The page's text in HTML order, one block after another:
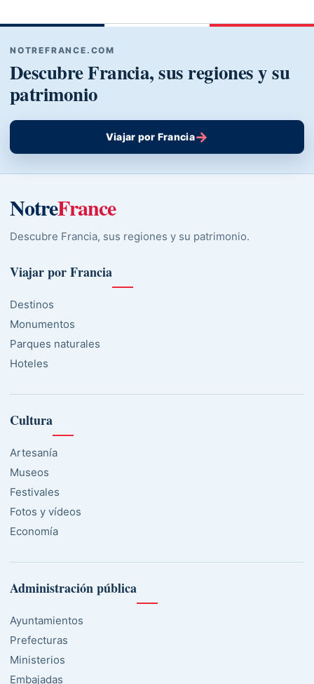
NOTREFRANCE.COM
Descubre Francia, sus regiones y su
patrimonio
Viajar por Francia→
NotreFrance
Descubre Francia, sus regiones y su patrimonio.
Viajar por Francia
Destinos
Monumentos
Parques naturales
Hoteles
Cultura
Artesanía
Museos
Festivales
Fotos y vídeos
Economía
Administración pública
Ayuntamientos
Prefecturas
Ministerios
Embajadas